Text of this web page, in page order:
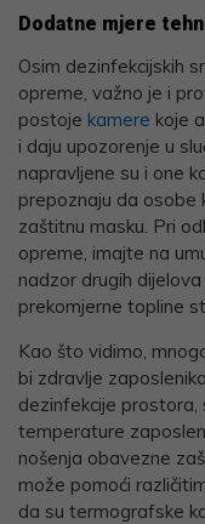
Dodatne mjere
Osim dezinfekcijskih
opreme, važno je i
postoje kamere koje
i daju upozorenje u
napravljene su i one
prepoznaju da osobe
zaštitnu masku. Pri
opreme, imajte na
nadzor drugih
prekomjerne topline
Kao što vidimo,
bi zdravlje
dezinfekcije
temperature
nošenja obavezne
može pomoći
da su termografske